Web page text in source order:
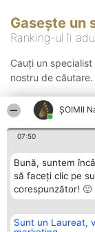
ŞOIMII
07:50
Bună, suntem
să faceți clic pe
corespunzător! 🙂
Sunt un Laureat,
Gasește un
Ranking-ul îi
Cauți un
nostru de
Organizator Ranking